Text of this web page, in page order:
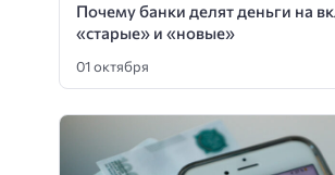
Почему банки делят деньги на
«старые» и «новые»
01 октября